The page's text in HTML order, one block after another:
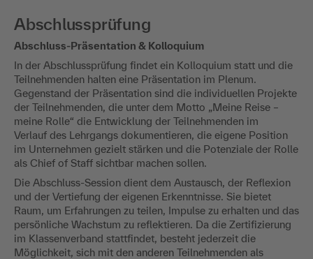
Abschlussprüfung
Abschluss-Präsentation & Kolloquium
In der Abschlussprüfung findet ein Kolloquium statt und die
Teilnehmenden halten eine Präsentation im Plenum.
Gegenstand der Präsentation sind die individuellen Projekte
der Teilnehmenden, die unter dem Motto „Meine Reise –
meine Rolle“ die Entwicklung der Teilnehmenden im
Verlauf des Lehrgangs dokumentieren, die eigene Position
im Unternehmen gezielt stärken und die Potenziale der Rolle
als Chief of Staff sichtbar machen sollen.
Die Abschluss-Session dient dem Austausch, der Reflexion
und der Vertiefung der eigenen Erkenntnisse. Sie bietet
Raum, um Erfahrungen zu teilen, Impulse zu erhalten und das
persönliche Wachstum zu reflektieren. Da die Zertifizierung
im Klassenverband stattfindet, besteht jederzeit die
Möglichkeit, sich mit den anderen Teilnehmenden als